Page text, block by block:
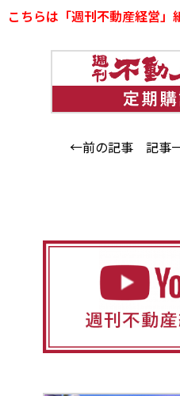
こちらは「週刊不動産経営」
←前の記事 記事